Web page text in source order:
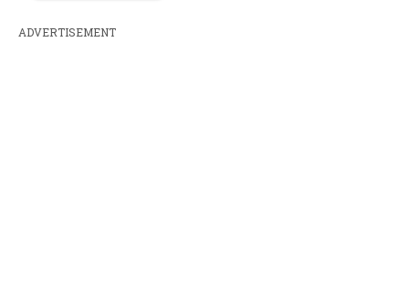
ADVERTISEMENT